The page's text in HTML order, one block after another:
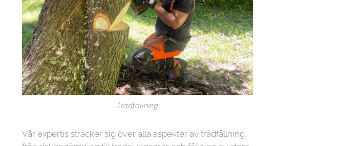
Trädfällning
Vår expertis sträcker sig över alla aspekter av trädfällning,